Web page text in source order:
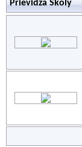
Prievidza Školy